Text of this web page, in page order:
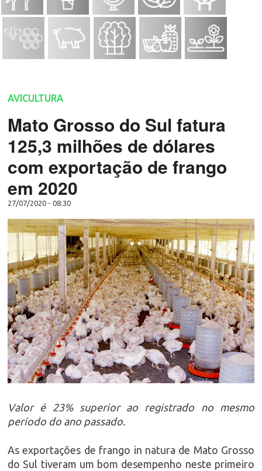
AVICULTURA
Mato Grosso do Sul fatura
125,3 milhões de dólares
com exportação de frango
em 2020
27/07/2020 - 08:30
Valor é 23% superior ao registrado no mesmo
período do ano passado.
As exportações de frango in natura de Mato Grosso
do Sul tiveram um bom desempenho neste primeiro